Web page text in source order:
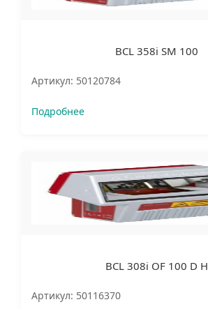
BCL 358i SM 100
Артикул: 50120784
Подробнее
BCL 308i OF 100 D H
Артикул: 50116370